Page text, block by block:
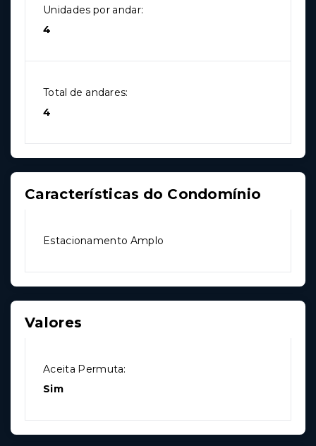
Unidades por andar:
4
Total de andares:
4
Características do Condomínio
Estacionamento Amplo
Valores
Aceita Permuta:
Sim